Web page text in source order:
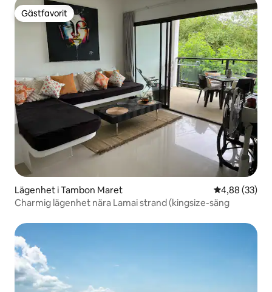
Gästfavorit
Gästfavorit
Lägenhet i Tambon Maret 4,88 av 5 i
4,88 (33)
Charmig lägenhet nära Lamai strand (kingsize-säng